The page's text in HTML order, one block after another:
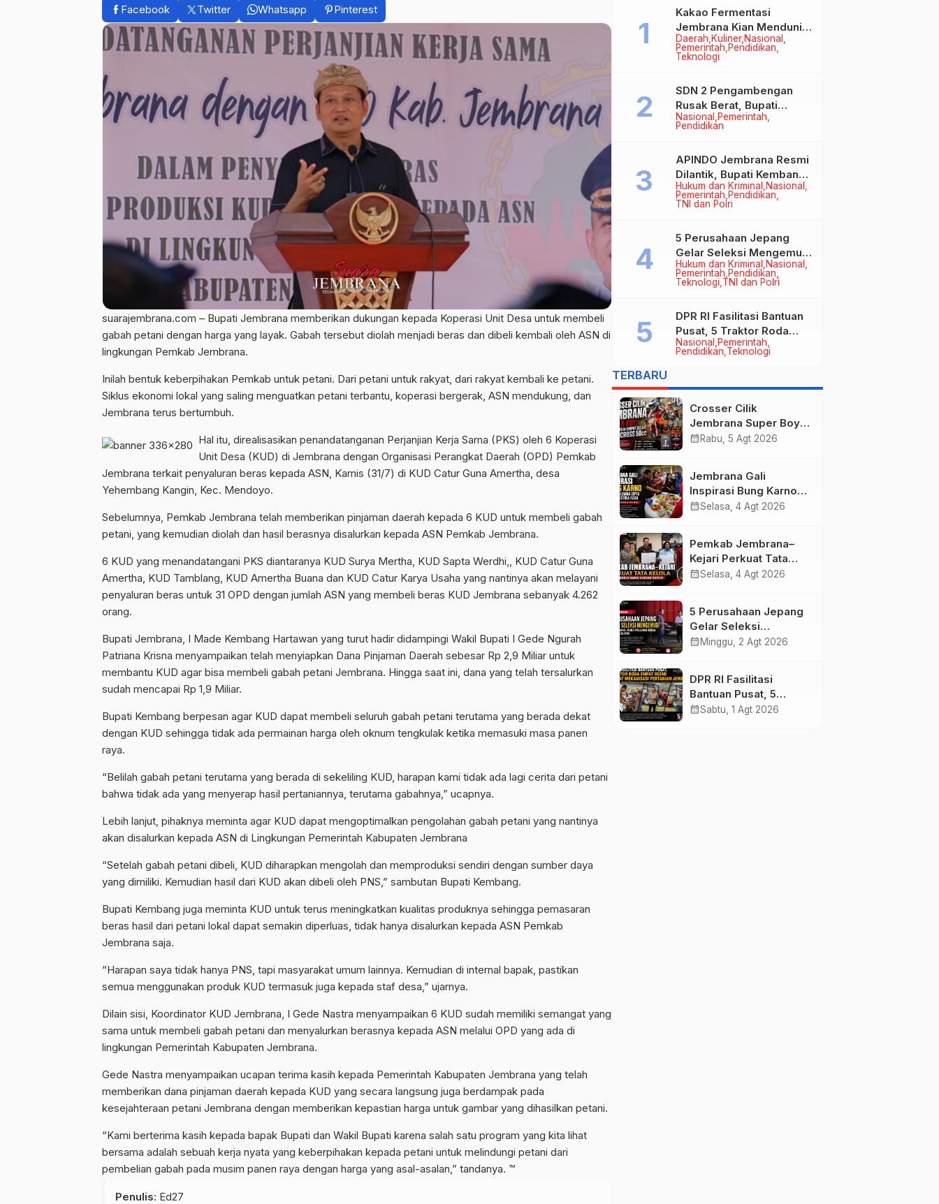
Facebook
Twitter Whatsapp Pinterest
suarajembrana.com – Bupati Jembrana memberikan dukungan kepada Koperasi Unit Desa untuk membeli
gabah petani dengan harga yang layak. Gabah tersebut diolah menjadi beras dan dibeli kembali oleh ASN di
lingkungan Pemkab Jembrana.
Inilah bentuk keberpihakan Pemkab untuk petani. Dari petani untuk rakyat, dari rakyat kembali ke petani.
Siklus ekonomi lokal yang saling menguatkan petani terbantu, koperasi bergerak, ASN mendukung, dan
Jembrana terus bertumbuh.
Hal itu, direalisasikan penandatanganan Perjanjian Kerja Sama (PKS) oleh 6 Koperasi
Unit Desa (KUD) di Jembrana dengan Organisasi Perangkat Daerah (OPD) Pemkab
Jembrana terkait penyaluran beras kepada ASN, Kamis (31/7) di KUD Catur Guna Amertha, desa
Yehembang Kangin, Kec. Mendoyo.
Sebelumnya, Pemkab Jembrana telah memberikan pinjaman daerah kepada 6 KUD untuk membeli gabah
petani, yang kemudian diolah dan hasil berasnya disalurkan kepada ASN Pemkab Jembrana.
6 KUD yang menandatangani PKS diantaranya KUD Surya Mertha, KUD Sapta Werdhi,, KUD Catur Guna
Amertha, KUD Tamblang, KUD Amertha Buana dan KUD Catur Karya Usaha yang nantinya akan melayani
penyaluran beras untuk 31 OPD dengan jumlah ASN yang membeli beras KUD Jembrana sebanyak 4.262
orang.
Bupati Jembrana, I Made Kembang Hartawan yang turut hadir didampingi Wakil Bupati I Gede Ngurah
Patriana Krisna menyampaikan telah menyiapkan Dana Pinjaman Daerah sebesar Rp 2,9 Miliar untuk
membantu KUD agar bisa membeli gabah petani Jembrana. Hingga saat ini, dana yang telah tersalurkan
sudah mencapai Rp 1,9 Miliar.
Bupati Kembang berpesan agar KUD dapat membeli seluruh gabah petani terutama yang berada dekat
dengan KUD sehingga tidak ada permainan harga oleh oknum tengkulak ketika memasuki masa panen
raya.
“Belilah gabah petani terutama yang berada di sekeliling KUD, harapan kami tidak ada lagi cerita dari petani
bahwa tidak ada yang menyerap hasil pertaniannya, terutama gabahnya,” ucapnya.
Lebih lanjut, pihaknya meminta agar KUD dapat mengoptimalkan pengolahan gabah petani yang nantinya
akan disalurkan kepada ASN di Lingkungan Pemerintah Kabupaten Jembrana
“Setelah gabah petani dibeli, KUD diharapkan mengolah dan memproduksi sendiri dengan sumber daya
yang dimiliki. Kemudian hasil dari KUD akan dibeli oleh PNS,” sambutan Bupati Kembang.
Bupati Kembang juga meminta KUD untuk terus meningkatkan kualitas produknya sehingga pemasaran
beras hasil dari petani lokal dapat semakin diperluas, tidak hanya disalurkan kepada ASN Pemkab
Jembrana saja.
“Harapan saya tidak hanya PNS, tapi masyarakat umum lainnya. Kemudian di internal bapak, pastikan
semua menggunakan produk KUD termasuk juga kepada staf desa,” ujarnya.
Dilain sisi, Koordinator KUD Jembrana, I Gede Nastra menyampaikan 6 KUD sudah memiliki semangat yang
sama untuk membeli gabah petani dan menyalurkan berasnya kepada ASN melalui OPD yang ada di
lingkungan Pemerintah Kabupaten Jembrana.
Gede Nastra menyampaikan ucapan terima kasih kepada Pemerintah Kabupaten Jembrana yang telah
memberikan dana pinjaman daerah kepada KUD yang secara langsung juga berdampak pada
kesejahteraan petani Jembrana dengan memberikan kepastian harga untuk gambar yang dihasilkan petani.
“Kami berterima kasih kepada bapak Bupati dan Wakil Bupati karena salah satu program yang kita lihat
bersama adalah sebuah kerja nyata yang keberpihakan kepada petani untuk melindungi petani dari
pembelian gabah pada musim panen raya dengan harga yang asal-asalan,” tandanya. ™
Penulis: Ed27
Daerah Kuliner Nasional
Pemerintah Pendidikan
Teknologi
Kakao Fermentasi
Jembrana Kian Mendunia,
Bupati Perkuat Komitmen
pada Standar Mutu dan
Nasional
Pemerintah
Pendidikan
SDN 2 Pengambengan
Rusak Berat, Bupati
Kembang Pastikan
Hukum dan Kriminal
Nasional
Pemerintah Pendidikan
TNI dan Polri
APINDO Jembrana Resmi
Dilantik, Bupati Kembang
Minta Pengusaha Jadi
Motor Penggerak
Hukum dan Kriminal
Nasional
Pemerintah Pendidikan
Teknologi TNI dan Polri
5 Perusahaan Jepang
Gelar Seleksi Mengemudi
di Jembrana, Buka
Peluang Kerja bagi Calon
Nasional
Pemerintah
Pendidikan Teknologi
DPR RI Fasilitasi Bantuan
Pusat, 5 Traktor Roda
Empat Resmi Perkuat
Mekanisasi Pertanian
TERBARU
Crosser Cilik
Jembrana Super Boy
Sapu Bersih Empat
calendar_month Rabu, 5 Agt 2026
Jembrana Gali
Inspirasi Bung Karno
melalui Lomba Cipta
calendar_monthSelasa, 4 Agt 2026
Pemkab Jembrana–
Kejari Perkuat Tata
Kelola Lewat Kerja
calendar_monthSelasa, 4 Agt 2026
5 Perusahaan Jepang
Gelar Seleksi
Mengemudi di
Calon PMI
calendar_month Minggu, 2 Agt 2026
DPR RI Fasilitasi
Bantuan Pusat, 5
Traktor Roda Empat
calendar_monthSabtu, 1 Agt 2026